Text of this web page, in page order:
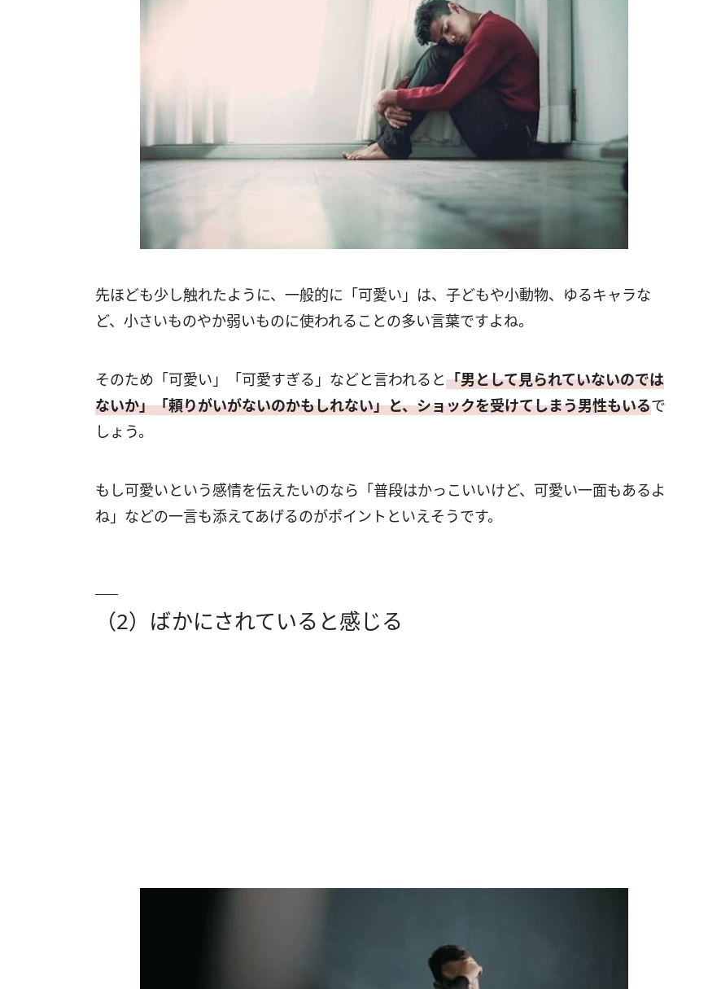
先ほども少し触れたように、一般的に「可愛い」は、子どもや小動物、ゆるキャラな
ど、小さいものやか弱いものに使われることの多い言葉ですよね。
そのため「可愛い」「可愛すぎる」などと言われると「男として見られていないのでは
ないか」「頼りがいがないのかもしれない」と、ショックを受けてしまう男性もいるで
しょう。
もし可愛いという感情を伝えたいのなら「普段はかっこいいけど、可愛い一面もあるよ
ね」などの一言も添えてあげるのがポイントといえそうです。
（2）ばかにされていると感じる